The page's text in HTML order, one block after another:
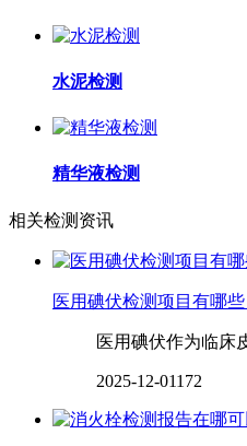
水泥检测
精华液检测
相关检测资讯
医用碘伏检测项目有哪
医用碘伏作为临床
2025-12-01172